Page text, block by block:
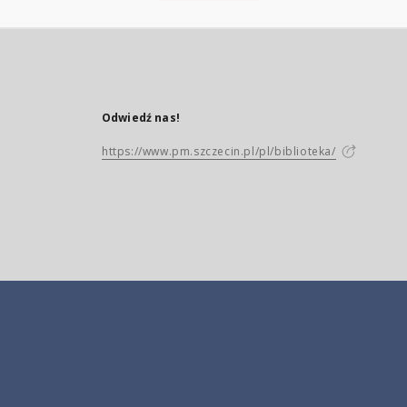
Odwiedź nas!
https://www.pm.szczecin.pl/pl/biblioteka/